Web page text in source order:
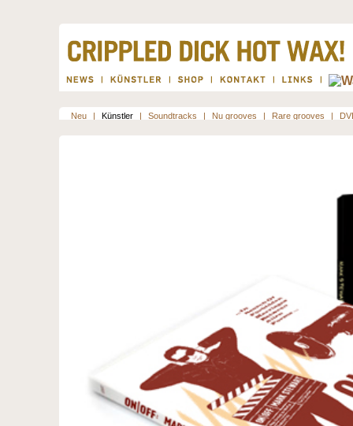
Neu | Künstler | Soundtracks | Nu grooves | Rare grooves |